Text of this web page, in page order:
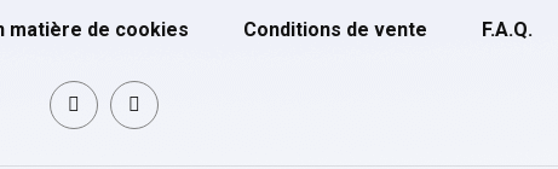
matière de cookies Conditions de vente F.A.Q.